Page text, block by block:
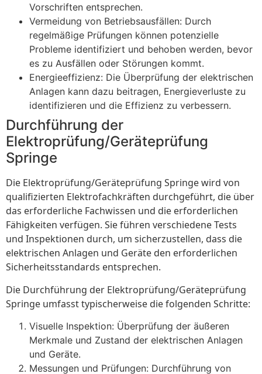
Vorschriften entsprechen.
Vermeidung von Betriebsausfällen: Durch
regelmäßige Prüfungen können potenzielle
Probleme identifiziert und behoben werden, bevor
es zu Ausfällen oder Störungen kommt.
Energieeffizienz: Die Überprüfung der elektrischen
Anlagen kann dazu beitragen, Energieverluste zu
identifizieren und die Effizienz zu verbessern.
Durchführung der
Elektroprüfung/Geräteprüfung
Springe
Die Elektroprüfung/Geräteprüfung Springe wird von
qualifizierten Elektrofachkräften durchgeführt, die über
das erforderliche Fachwissen und die erforderlichen
Fähigkeiten verfügen. Sie führen verschiedene Tests
und Inspektionen durch, um sicherzustellen, dass die
elektrischen Anlagen und Geräte den erforderlichen
Sicherheitsstandards entsprechen.
Die Durchführung der Elektroprüfung/Geräteprüfung
Springe umfasst typischerweise die folgenden Schritte:
Visuelle Inspektion: Überprüfung der äußeren
Merkmale und Zustand der elektrischen Anlagen
und Geräte.
Messungen und Prüfungen: Durchführung von